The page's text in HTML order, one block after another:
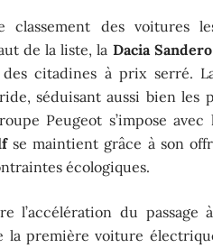
classement des voitures
de la liste, la Dacia Sandero
citadines à prix serré.
séduisant aussi bien les
Peugeot s’impose
se maintient grâce à son
écologiques.
l’accélération du passage
la première voiture